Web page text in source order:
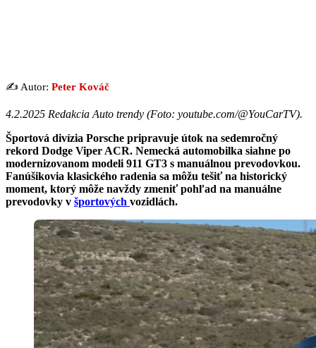
✍️ Autor: Peter Kováč
4.2.2025 Redakcia Auto trendy (Foto: youtube.com/@YouCarTV).
Športová divízia Porsche pripravuje útok na sedemročný
rekord Dodge Viper ACR. Nemecká automobilka siahne po
modernizovanom modeli 911 GT3 s manuálnou prevodovkou.
Fanúšikovia klasického radenia sa môžu tešiť na historický
moment, ktorý môže navždy zmeniť pohľad na manuálne
prevodovky v športových vozidlách.